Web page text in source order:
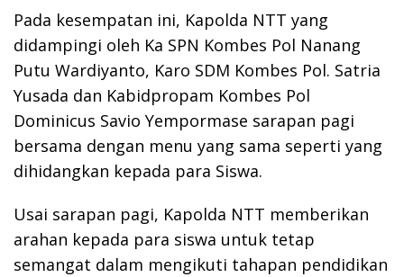
Pada kesempatan ini, Kapolda NTT yang
didampingi oleh Ka SPN Kombes Pol Nanang
Putu Wardiyanto, Karo SDM Kombes Pol. Satria
Yusada dan Kabidpropam Kombes Pol
Dominicus Savio Yempormase sarapan pagi
bersama dengan menu yang sama seperti yang
dihidangkan kepada para Siswa.
Usai sarapan pagi, Kapolda NTT memberikan
arahan kepada para siswa untuk tetap
semangat dalam mengikuti tahapan pendidikan